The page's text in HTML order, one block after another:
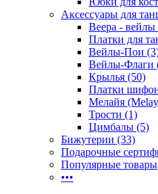
Аксессуары для
Веера - вейлы
Платки для
Вейлы-Пои
Вейлы-Флаги
Крылья (50)
Платки
Мелайя
Трости (1)
Цимбалы (5)
Бижутерии (33)
Подарочные
Популярные товары
•••